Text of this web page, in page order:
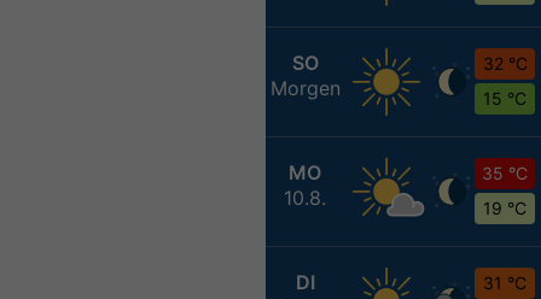
SO
Morgen
32 °C
15 °C
MO
10.8.
35 °C
19 °C
DI
31 °C